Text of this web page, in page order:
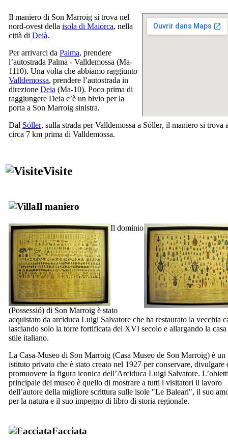
Il maniero di Son Marroig si trova nel
nord-ovest della isola di Maiorca, nella
città di Deià.
Per arrivarci da Palma, prendere
l’autostrada Palma - Valldemossa (Ma-
1110). Una volta che abbiamo raggiunto
Valldemossa, prendere l’autostrada in
direzione Deia (Ma-10). Poco prima di
raggiungere Deia c’è un bivio per la
porta a Son Marroig sinistra.
Dal Sóller, sulla strada perValldemossa a Sóller, il maniero si trova
circa 7 km prima di Valldemossa.
Visite
Il maniero
Il dominio
(Possessió) di Son Marroig è stato
acquistato da arciduca Luigi Salvatore che ha restaurato la vecchia
lasciando solo la torre fortificata del XVI secolo e allargando la
stile italiano.
La Casa-Museo di Son Marroig (Casa Museo de Son Marroig) è un
istituto privato che è stato creato nel 1927 per conservare, divulgare
promuovere la figura iconica dell’Arciduca Luigi Salvatore.
principale del museo è quello di mostrare a tutti i visitatori il lavoro
dell’autore della migliore scrittura sulle isole "Le Baleari", il suo
per la natura e il suo impegno di libro di storia regionale.
Facciata